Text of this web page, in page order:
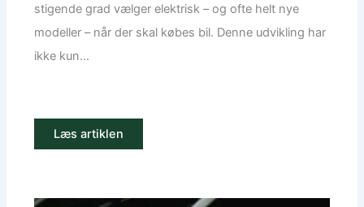
stigende grad vælger elektrisk – og ofte helt nye
modeller – når der skal købes bil. Denne udvikling har
ikke kun...
Læs artiklen